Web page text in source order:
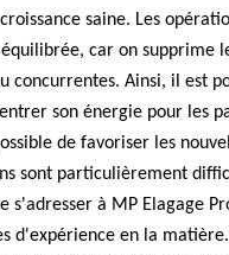
saine. Les
car on supprime
concurrentes. Ainsi, il est
son énergie pour les
de favoriser les
sont particulièrement
s'adresser à MP Elagage
d'expérience en la